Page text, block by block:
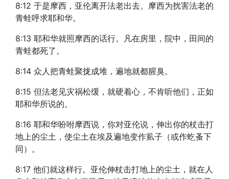
8:12 于是摩西，亚伦离开法老出去。摩西为扰害法老的
青蛙呼求耶和华。
8:13 耶和华就照摩西的话行。凡在房里，院中，田间的
青蛙都死了。
8:14 众人把青蛙聚拢成堆，遍地就都腥臭。
8:15 但法老见灾祸松缓，就硬着心，不肯听他们，正如
耶和华所说的。
8:16 耶和华吩咐摩西说，你对亚伦说，伸出你的杖击打
地上的尘土，使尘土在埃及遍地变作虱子（或作虼蚤下
同）。
8:17 他们就这样行。亚伦伸杖击打地上的尘土，就在人